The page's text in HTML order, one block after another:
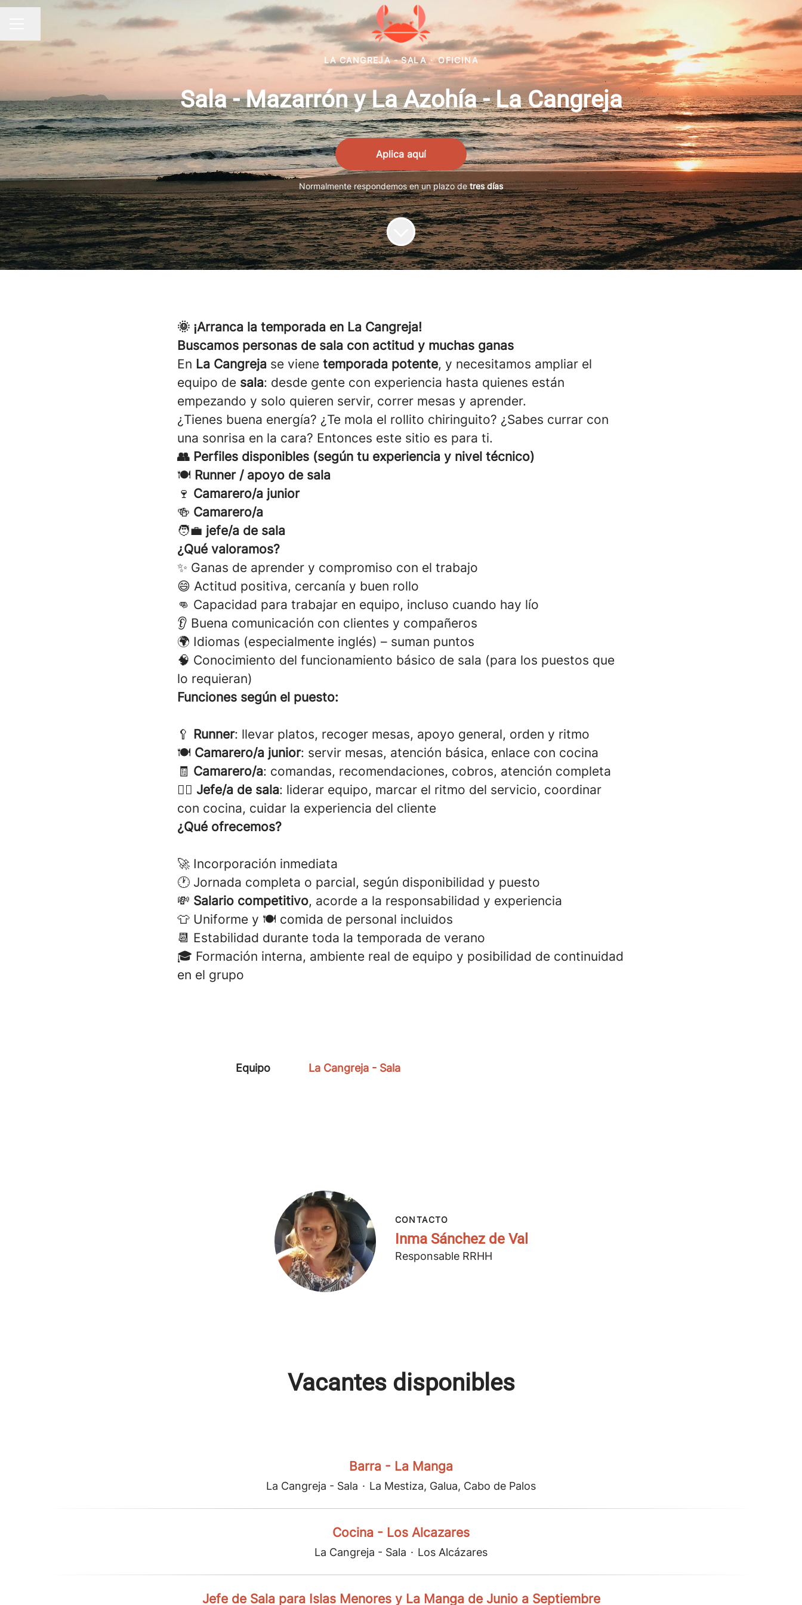
LA CANGREJA - SALA · OFICINA
Sala - Mazarrón y La Azohía - La Cangreja
Aplica aquí
Normalmente respondemos en un plazo detres días
🌞 ¡Arranca la temporada en La Cangreja!
Buscamos personas de sala con actitud y muchas ganas
En La Cangreja se viene temporada potente, y necesitamos ampliar el
equipo de sala: desde gente con experiencia hasta quienes están
empezando y solo quieren servir, correr mesas y aprender.
¿Tienes buena energía? ¿Te mola el rollito chiringuito? ¿Sabes currar con
una sonrisa en la cara? Entonces este sitio es para ti.
👥 Perfiles disponibles (según tu experiencia y nivel técnico)
🍽️ Runner / apoyo de sala
🍷 Camarero/a junior
🍻 Camarero/a
🧑‍💼 jefe/a de sala
¿Qué valoramos?
✨ Ganas de aprender y compromiso con el trabajo
😄 Actitud positiva, cercanía y buen rollo
👊 Capacidad para trabajar en equipo, incluso cuando hay lío
👂 Buena comunicación con clientes y compañeros
🌍 Idiomas (especialmente inglés) – suman puntos
🧠 Conocimiento del funcionamiento básico de sala (para los puestos que
lo requieran)
Funciones según el puesto:
🥄 Runner: llevar platos, recoger mesas, apoyo general, orden y ritmo
🍽️ Camarero/a junior: servir mesas, atención básica, enlace con cocina
🧾 Camarero/a: comandas, recomendaciones, cobros, atención completa
🧑‍✈️ Jefe/a de sala: liderar equipo, marcar el ritmo del servicio, coordinar
con cocina, cuidar la experiencia del cliente
¿Qué ofrecemos?
🚀 Incorporación inmediata
🕐 Jornada completa o parcial, según disponibilidad y puesto
💸 Salario competitivo, acorde a la responsabilidad y experiencia
👕 Uniforme y 🍽️ comida de personal incluidos
📆 Estabilidad durante toda la temporada de verano
🎓 Formación interna, ambiente real de equipo y posibilidad de continuidad
en el grupo
Equipo La Cangreja - Sala
CONTACTO
Inma Sánchez de Val
Responsable RRHH
Vacantes disponibles
Barra - La Manga
La Cangreja - Sala · La Mestiza, Galua, Cabo de Palos
Cocina - Los Alcazares
La Cangreja - Sala · Los Alcázares
Jefe de Sala para Islas Menores y La Manga de Junio a Septiembre